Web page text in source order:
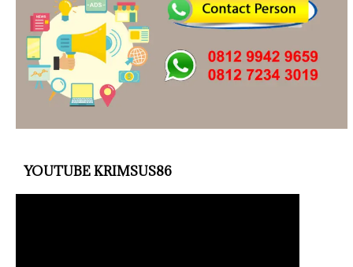
YOUTUBE KRIMSUS86